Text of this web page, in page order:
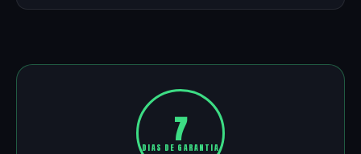
7
DIAS DE GARANTIA